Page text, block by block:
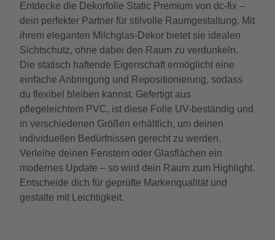
Entdecke die Dekorfolie Static Premium von dc-fix –
dein perfekter Partner für stilvolle Raumgestaltung. Mit
ihrem eleganten Milchglas-Dekor bietet sie idealen
Sichtschutz, ohne dabei den Raum zu verdunkeln.
Die statisch haftende Eigenschaft ermöglicht eine
einfache Anbringung und Repositionierung, sodass
du flexibel bleiben kannst. Gefertigt aus
pflegeleichtem PVC, ist diese Folie UV-beständig und
in verschiedenen Größen erhältlich, um deinen
individuellen Bedürfnissen gerecht zu werden.
Verleihe deinen Fenstern oder Glasflächen ein
modernes Update – so wird dein Raum zum Highlight.
Entscheide dich für geprüfte Markenqualität und
gestalte mit Leichtigkeit.